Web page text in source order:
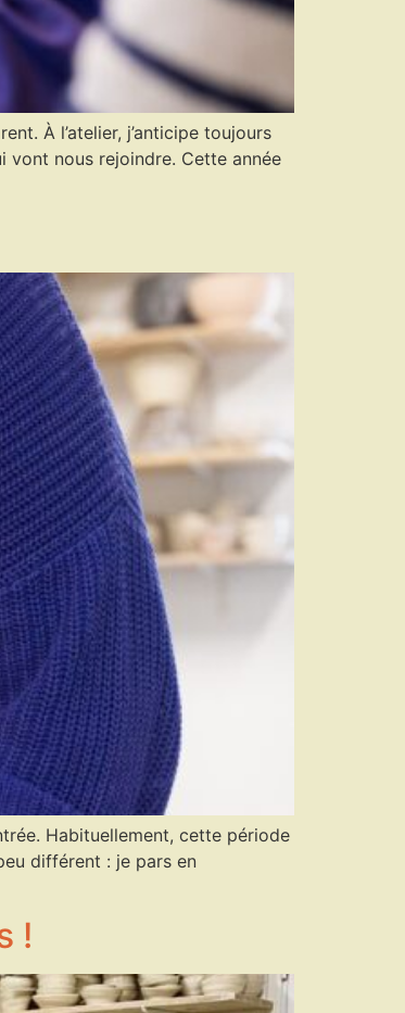
À l’atelier, j’anticipe toujours
vont nous rejoindre. Cette année
Habituellement, cette période
différent : je pars en
!